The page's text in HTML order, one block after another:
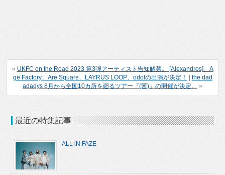
« UKFC on the Road 2023 第3弾アーティスト告知解禁。 [Alexandros]、A
ge Factory、Are Square、LAYRUS LOOP、odolの出演が決定！
| the dad
adadys 8月から全国10カ所を廻るツアー『(茜)』の開催が決定。
»
最近の特集記事
ALL iN FAZE